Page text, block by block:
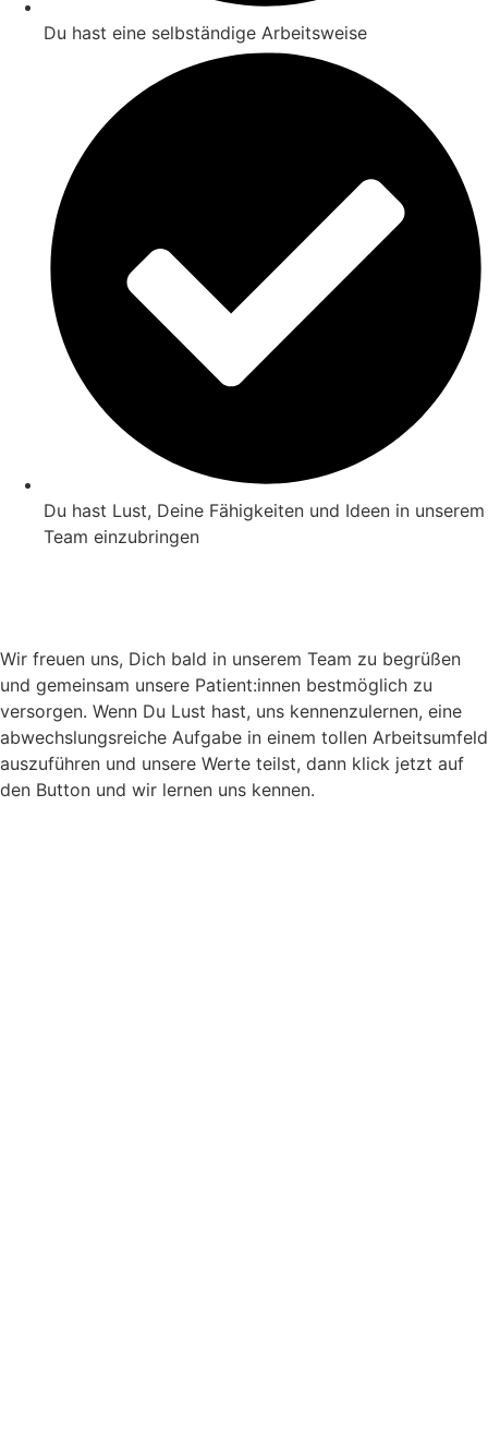
Du hast eine selbständige Arbeitsweise
Du hast Lust, Deine Fähigkeiten und Ideen in unserem
Team einzubringen
Wir freuen uns, Dich bald in unserem Team zu begrüßen
und gemeinsam unsere Patient:innen bestmöglich zu
versorgen. Wenn Du Lust hast, uns kennenzulernen, eine
abwechslungsreiche Aufgabe in einem tollen Arbeitsumfeld
auszuführen und unsere Werte teilst, dann klick jetzt auf
den Button und wir lernen uns kennen.